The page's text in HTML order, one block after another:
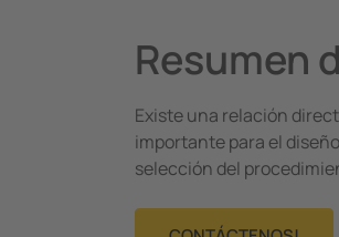
Resumen
Existe una relación
importante para el
selección del